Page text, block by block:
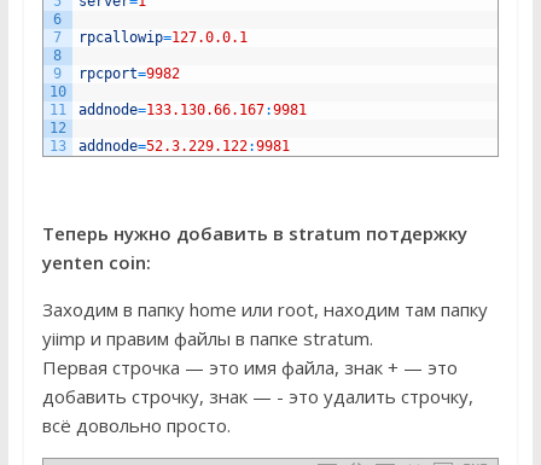
6
7
8
9
10
11
12
13
rpcallowip=127.0.0.1
rpcport=9982
addnode=133.130.66.167:9981
addnode=52.3.229.122:9981
Теперь нужно добавить в stratum потдержку
yenten coin:
Заходим в папку home или root, находим там папку
yiimp и правим файлы в папке stratum.
Первая строчка — это имя файла, знак + — это
добавить строчку, знак — - это удалить строчку,
всё довольно просто.